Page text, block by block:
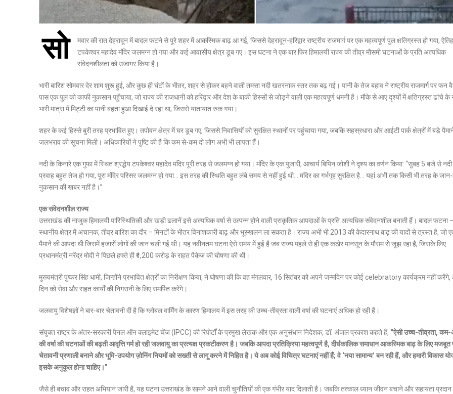
सो
मवार की रात देहरादून में बादल फटने से पूरे शहर में आकस्मिक बाढ़ आ गई, जिससे देहरादून-हरिद्वार राष्ट्रीय राजमार्ग पर एक महत्वपूर्ण पुल क्षतिग्रस्त हो गया,
टपकेश्वर महादेव मंदिर जलमग्न हो गया और कई आवासीय क्षेत्र डूब गए। इस घटना ने एक बार फिर हिमालयी राज्य की तीव्र मौसमी घटनाओं के प्रति अत्यधिक
संवेदनशीलता को उजागर किया है।
भारी बारिश सोमवार देर शाम शुरू हुई, और कुछ ही घंटों के भीतर, शहर से होकर बहने वाली तमसा नदी खतरनाक स्तर तक बढ़ गई। पानी के तेज बहाव ने राष्ट्रीय राजमार्ग पर फन
पास एक पुल को काफी नुकसान पहुँचाया, जो राज्य की राजधानी को हरिद्वार और देश के बाकी हिस्सों से जोड़ने वाली एक महत्वपूर्ण धमनी है। मौके से आए दृश्यों में क्षतिग्रस्त ढांचे के
भारी मात्रा में मिट्टी का पानी बहता हुआ दिखाई दे रहा था, जिससे यातायात रुक गया।
शहर के कई हिस्से बुरी तरह प्रभावित हुए। तपोवन क्षेत्र में घर डूब गए, जिससे निवासियों को सुरक्षित स्थानों पर पहुंचाया गया, जबकि सहस्रधारा और आईटी पार्क क्षेत्रों में बड़े
जलभराव की सूचना मिली। अधिकारियों ने पुष्टि की है कि कम से-कम दो लोग अभी भी लापता हैं।
नदी के किनारे एक गुफा में स्थित श्रद्धेय टपकेश्वर महादेव मंदिर पूरी तरह से जलमग्न हो गया। मंदिर के एक पुजारी, आचार्य बिपिन जोशी ने दृश्य का वर्णन किया: “सुबह 5 बजे से
प्रवाह बहुत तेज हो गया, पूरा मंदिर परिसर जलमग्न हो गया… इस तरह की स्थिति बहुत लंबे समय से नहीं हुई थी… मंदिर का गर्भगृह सुरक्षित है… यहां अभी तक किसी भी तरह के
नुकसान की खबर नहीं है।”
एक संवेदनशील राज्य
उत्तराखंड की नाजुक हिमालयी पारिस्थितिकी और खड़ी ढलानें इसे अत्यधिक वर्षा से उत्पन्न होने वाली प्राकृतिक आपदाओं के प्रति अत्यधिक संवेदनशील बनाती हैं। बादल फटना
स्थानीय क्षेत्र में अचानक, तीव्र बारिश का दौर – मिनटों के भीतर विनाशकारी बाढ़ और भूस्खलन ला सकता है। राज्य अभी भी 2013 की केदारनाथ बाढ़ की यादों से त्रस्त है, जो
पैमाने की आपदा थी जिसमें हजारों लोगों की जान चली गई थी। यह नवीनतम घटना ऐसे समय में हुई है जब राज्य पहले से ही एक कठोर मानसून के मौसम से जूझ रहा है, जिसके लिए
प्रधानमंत्री नरेंद्र मोदी ने पिछले हफ्ते ही ₹1,200 करोड़ के राहत पैकेज की घोषणा की थी।
मुख्यमंत्री पुष्कर सिंह धामी, जिन्होंने प्रभावित क्षेत्रों का निरीक्षण किया, ने घोषणा की कि वह मंगलवार, 16 सितंबर को अपने जन्मदिन पर कोई celebratory कार्यक्रम नहीं
दिन को सेवा और राहत कार्यों की निगरानी के लिए समर्पित करेंगे।
जलवायु विशेषज्ञों ने बार-बार चेतावनी दी है कि ग्लोबल वार्मिंग के कारण हिमालय में इस तरह की उच्च-तीव्रता वाली वर्षा की घटनाएं अधिक हो रही हैं।
संयुक्त राष्ट्र के अंतर-सरकारी पैनल ऑन क्लाइमेट चेंज (IPCC) की रिपोर्टों के प्रमुख लेखक और एक अनुसंधान निदेशक, डॉ. अंजल प्रकाश कहते हैं, “ऐसी उच्च-तीव्रता, कम-
की वर्षा की घटनाओं की बढ़ती आवृत्ति गर्म हो रही जलवायु का प्रत्यक्ष प्रकटीकरण है। जबकि आपदा प्रतिक्रिया महत्वपूर्ण है, दीर्घकालिक समाधान आकस्मिक बाढ़ के लिए मजबूत
चेतावनी प्रणाली बनाने और भूमि-उपयोग ज़ोनिंग नियमों को सख्ती से लागू करने में निहित है। ये अब कोई विचित्र घटनाएं नहीं हैं; वे ‘नया सामान्य’ बन रही हैं, और हमारी विकास
इसके अनुकूल होना चाहिए।”
जैसे ही बचाव और राहत अभियान जारी है, यह घटना उत्तराखंड के सामने आने वाली चुनौतियों की एक गंभीर याद दिलाती है। जबकि तत्काल ध्यान जीवन बचाने और सहायता